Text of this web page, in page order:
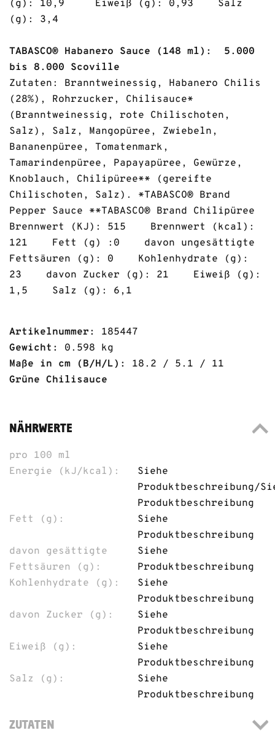
(g): 10,9 Eiweiß (g): 0,93 Salz
(g): 3,4
TABASCO® Habanero Sauce (148 ml): 5.000
bis 8.000 Scoville
Zutaten: Branntweinessig, Habanero Chilis
(28%), Rohrzucker, Chilisauce*
(Branntweinessig, rote Chilischoten,
Salz), Salz, Mangopüree, Zwiebeln,
Bananenpüree, Tomatenmark,
Tamarindenpüree, Papayapüree, Gewürze,
Knoblauch, Chilipüree** (gereifte
Chilischoten, Salz). *TABASCO® Brand
Pepper Sauce **TABASCO® Brand Chilipüree
Brennwert (KJ): 515 Brennwert (kcal):
121 Fett (g) :0 davon ungesättigte
Fettsäuren (g): 0 Kohlenhydrate (g):
23 davon Zucker (g): 21 Eiweiß (g):
1,5 Salz (g): 6,1
Artikelnummer:
185447
Gewicht:
0.598 kg
Maße in cm (B/H/L):
18.2 / 5.1 / 11
Grüne Chilisauce
NÄHRWERTE
pro 100 ml
Energie (kJ/kcal):
Siehe
Produktbeschreibung/
Produktbeschreibung
Fett (g):
Siehe
Produktbeschreibung
davon gesättigte
Fettsäuren (g):
Siehe
Produktbeschreibung
Kohlenhydrate (g):
Siehe
Produktbeschreibung
davon Zucker (g):
Siehe
Produktbeschreibung
Eiweiß (g):
Siehe
Produktbeschreibung
Salz (g):
Siehe
Produktbeschreibung
ZUTATEN